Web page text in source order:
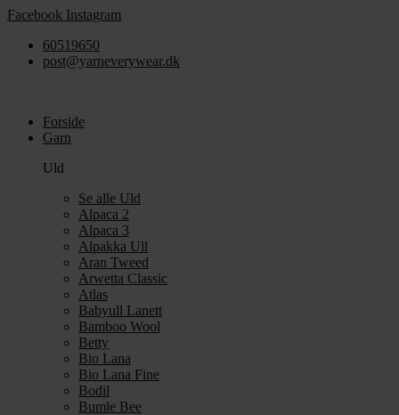
Videre
indhold
Facebook Instagram
60519650
post@yarneverywear.dk
Forside
Garn
Uld
Se alle Uld
Alpaca 2
Alpaca 3
Alpakka Ull
Aran Tweed
Arwetta Classic
Atlas
Babyull Lanett
Bamboo Wool
Betty
Bio Lana
Bio Lana Fine
Bodil
Bumle Bee